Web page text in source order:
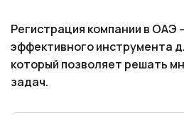
Регистрация компании в ОАЭ
эффективного инструмента
который позволяет решать
задач.